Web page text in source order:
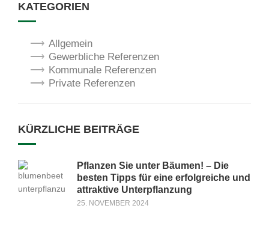
KATEGORIEN
Allgemein
Gewerbliche Referenzen
Kommunale Referenzen
Private Referenzen
KÜRZLICHE BEITRÄGE
Pflanzen Sie unter Bäumen! – Die
besten Tipps für eine erfolgreiche und
attraktive Unterpflanzung
25. NOVEMBER 2024